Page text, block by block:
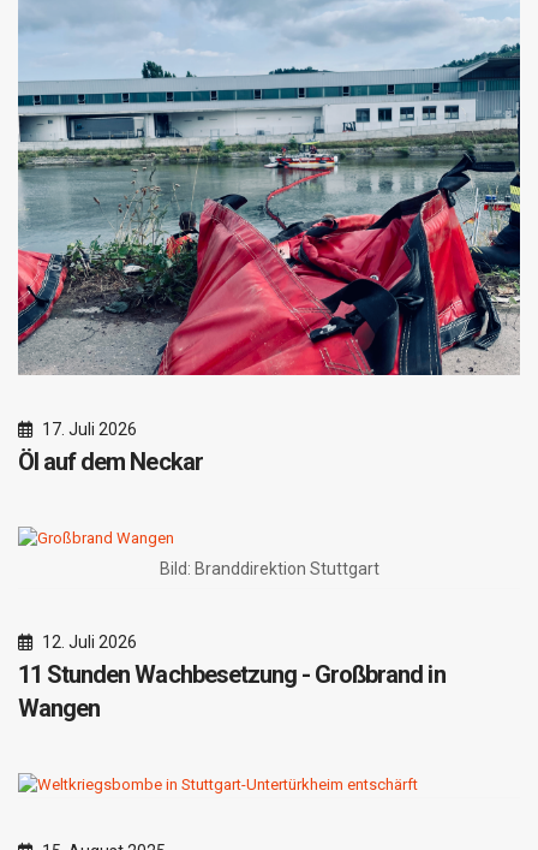
17. Juli 2026
Öl auf dem Neckar
Bild: Branddirektion Stuttgart
12. Juli 2026
11 Stunden Wachbesetzung - Großbrand in
Wangen